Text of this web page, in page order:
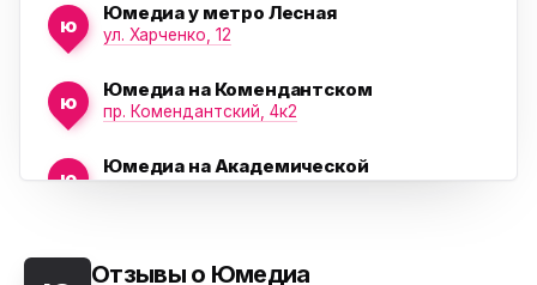
ю
Юмедиа у метро Лесная
ул. Харченко, 12
ю
Юмедиа на Комендантском
пр. Комендантский, 4к2
ю
Юмедиа на Академической
ю Морская набережная, 35
Отзывы о Юмедиа